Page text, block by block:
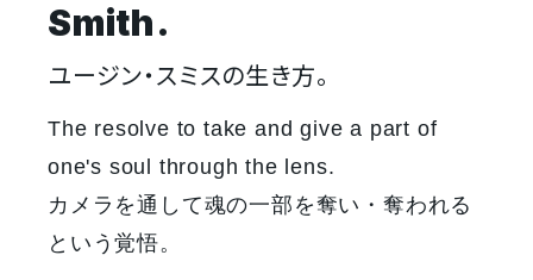
Smith.
ユージン・スミスの生き方。
The resolve to take and give a part of
one's soul through the lens.
カメラを通して魂の一部を奪い・奪われる
という覚悟。